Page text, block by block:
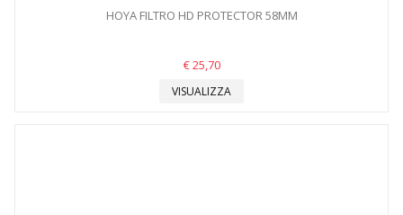
HOYA FILTRO HD PROTECTOR 58MM
€ 25,70
VISUALIZZA